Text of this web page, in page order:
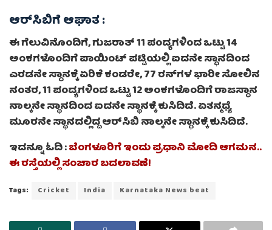
ಆರ್​ಸಿಬಿಗೆ ಆಘಾತ :
ಈ ಗೆಲುವಿನೊಂದಿಗೆ, ಗುಜರಾತ್ 11 ಪಂದ್ಯಗಳಿಂದ ಒಟ್ಟು 14
ಅಂಕಗಳೊಂದಿಗೆ ಪಾಯಿಂಟ್ ಪಟ್ಟಿಯಲ್ಲಿ ಐದನೇ ಸ್ಥಾನದಿಂದ
ಎರಡನೇ ಸ್ಥಾನಕ್ಕೆ ಏರಿಕೆ ಕಂಡರೇ, 77 ರನ್‌ಗಳ ಭಾರೀ ಸೋಲಿನ
ನಂತರ, 11 ಪಂದ್ಯಗಳಿಂದ ಒಟ್ಟು 12 ಅಂಕಗಳೊಂದಿಗೆ ರಾಜಸ್ಥಾನ
ನಾಲ್ಕನೇ ಸ್ಥಾನದಿಂದ ಐದನೇ ಸ್ಥಾನಕ್ಕೆ ಕುಸಿದಿದೆ. ಏತನ್ಮಧ್ಯೆ
ಮೂರನೇ ಸ್ಥಾನದಲ್ಲಿದ್ದ ಆರ್​ಸಿಬಿ ನಾಲ್ಕನೇ ಸ್ಥಾನಕ್ಕೆ ಕುಸಿದಿದೆ.
ಇದನ್ನೂ ಓದಿ :ಬೆಂಗಳೂರಿಗೆ ಇಂದು ಪ್ರಧಾನಿ ಮೋದಿ ಆಗಮನ..
ಈ ರಸ್ತೆಯಲ್ಲಿ ಸಂಚಾರ ಬದಲಾವಣೆ!
Tags: Cricket India Karnataka News beat